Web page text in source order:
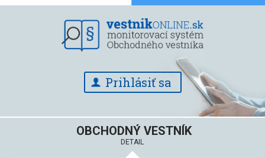
Prihlásiť sa
OBCHODNÝ VESTNÍK
DETAIL